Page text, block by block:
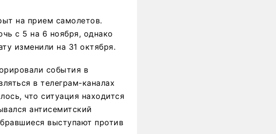
на прием самолетов.
с 5 на 6 ноября, однако
изменили на 31 октября.
события в
в телеграм-каналах
что ситуация находится
антисемитский
выступают против